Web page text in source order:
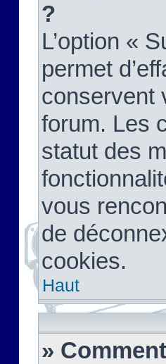
?
L’option «
permet
conservent
forum. Les
statut des
vous
de
cookies.
Haut
»